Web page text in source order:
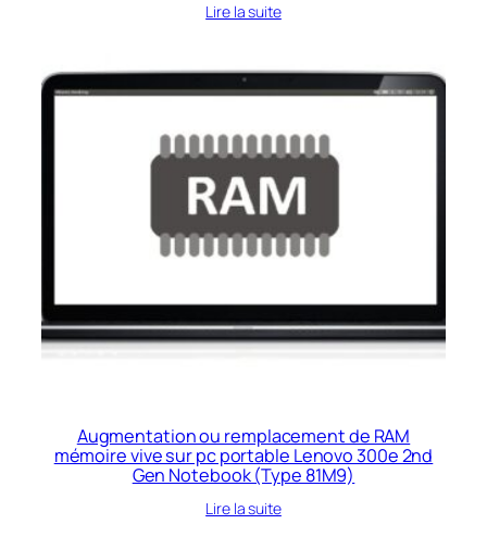
Lire la suite
Augmentation ou remplacement de RAM
mémoire vive sur pc portable Lenovo 300e 2nd
Gen Notebook (Type 81M9)
Lire la suite